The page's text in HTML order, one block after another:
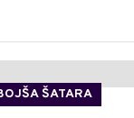
ŠATARA